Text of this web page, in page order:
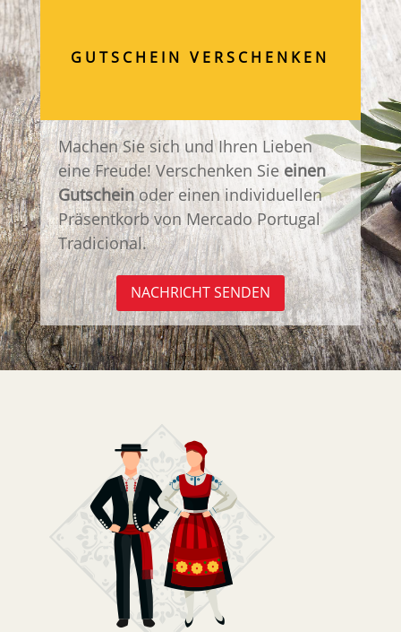
GUTSCHEIN VERSCHENKEN
Machen Sie sich und Ihren Lieben
eine Freude! Verschenken Sie einen
Gutscheinoder einen individuellen
Präsentkorb von Mercado Portugal
Tradicional.
NACHRICHT SENDEN